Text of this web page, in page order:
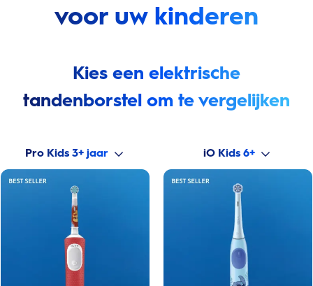
voor uw kinderen
Kies een elektrische
tandenborstel om te vergelijken
Pro Kids 3+ jaar iO Kids 6+